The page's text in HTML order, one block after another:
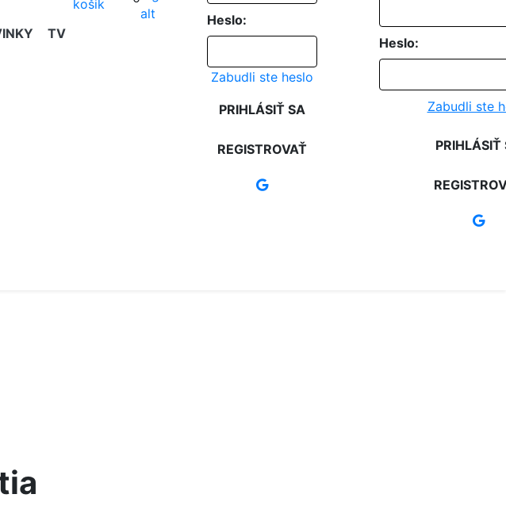
TV
Heslo:
Zabudli ste heslo
PRIHLÁSIŤ SA
REGISTROVAŤ
Heslo:
Zabudli ste
PRIHLÁSIŤ